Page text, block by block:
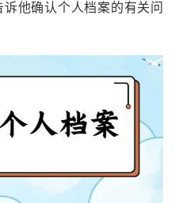
他确认个人档案的有关问